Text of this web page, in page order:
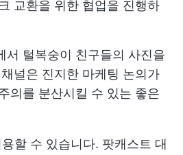
교환을 위한 협업을 진행하
서 털복숭이 친구들의 사진을
널은 진지한 마케팅 논의가
의를 분산시킬 수 있는 좋은
할 수 있습니다. 팟캐스트 대